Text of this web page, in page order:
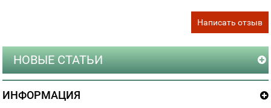
Написать отзыв
НОВЫЕ СТАТЬИ
ИНФОРМАЦИЯ